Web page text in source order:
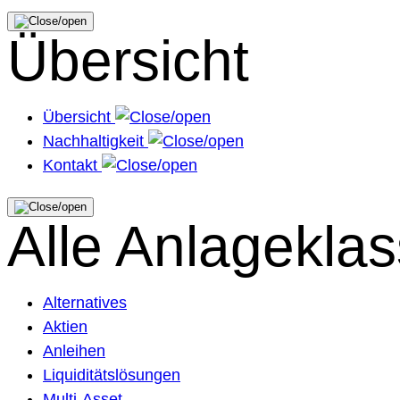
Übersicht
Übersicht
Nachhaltigkeit
Kontakt
Alle
Alternatives
Aktien
Anleihen
Liquiditätslösungen